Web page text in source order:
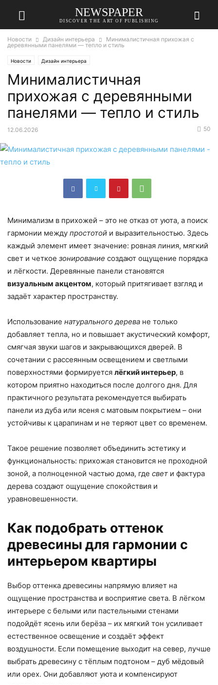
NEWSPAPER
DISCOVER THE ART OF PUBLISHING
Новости Дизайн интерьера
Минималистичная прихожая с
деревянными панелями — тепло и стиль
Новости Дизайн интерьера
Минималистичная
прихожая с деревянными
панелями — тепло и стиль
12.06.2026 50
Минимализм в прихожей – это не отказ от уюта, а поиск
гармонии между простотой и выразительностью. Здесь
каждый элемент имеет значение: ровная линия, мягкий
свет и четкое зонирование создают ощущение порядка
и лёгкости. Деревянные панели становятся
визуальным акцентом, который притягивает взгляд и
задаёт характер пространству.
Использование натурального дерева не только
добавляет тепла, но и повышает акустический комфорт,
смягчая звуки шагов и закрывающихся дверей. В
сочетании с рассеянным освещением и светлыми
поверхностями формируется лёгкий интерьер, в
котором приятно находиться после долгого дня. Для
практичного результата рекомендуется выбирать
панели из дуба или ясеня с матовым покрытием – они
устойчивы к царапинам и не теряют цвет со временем.
Такое решение позволяет объединить эстетику и
функциональность: прихожая становится не проходной
зоной, а полноценной частью дома, где свет и фактура
дерева создают ощущение спокойствия и
уравновешенности.
Как подобрать оттенок
древесины для гармонии с
интерьером квартиры
Выбор оттенка древесины напрямую влияет на
ощущение пространства и восприятие света. В лёгком
интерьере с белыми или пастельными стенами
подойдёт ясень или берёза – их мягкий тон усиливает
естественное освещение и создаёт эффект
воздушности. Если помещение выходит на север, лучше
выбрать древесину с тёплым подтоном – дуб мёдовый
или орех. Они добавляют уюта и компенсируют